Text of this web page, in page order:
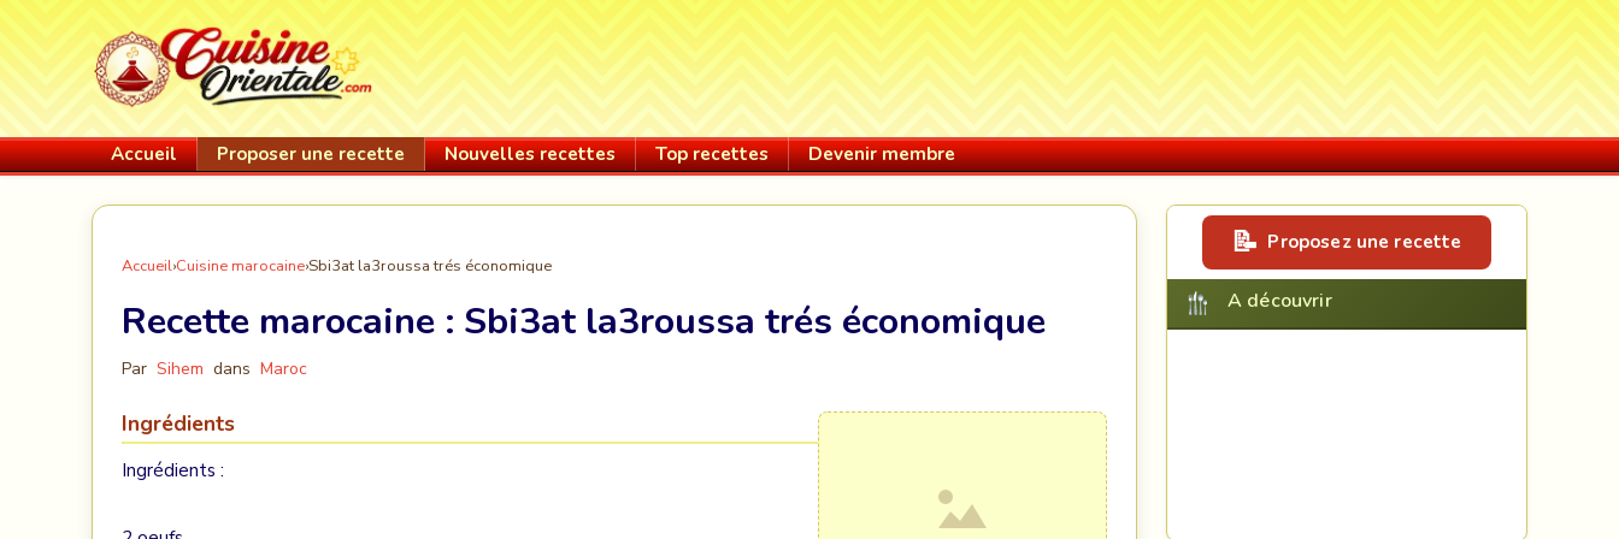
Accueil Proposer une recette Nouvelles recettes Top recettes Devenir membre
Accueil›Cuisine marocaine›Sbi3at la3roussa trés économique
Recette marocaine : Sbi3at la3roussa trés économique
Par Sihem dans Maroc
Ingrédients
Ingrédients :
Proposez une recette
A découvrir